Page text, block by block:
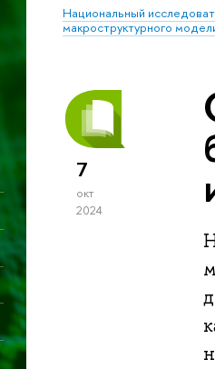
Национальный
макроструктурного
7
окт
2024